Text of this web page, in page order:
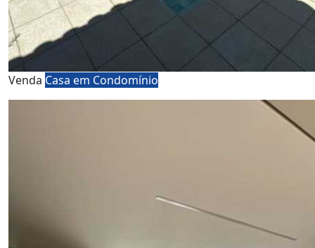
Venda Casa em Condomínio